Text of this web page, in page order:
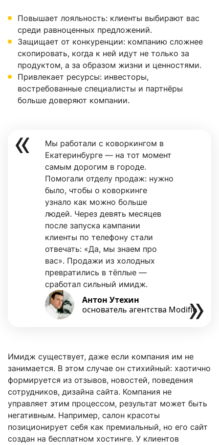
Повышает лояльность: клиенты выбирают вас
среди равноценных предложений.
Защищает от конкуренции: компанию сложнее
скопировать, когда к ней идут не только за
продуктом, а за образом жизни и ценностями.
Привлекает ресурсы: инвесторы,
востребованные специалисты и партнёры
больше доверяют компании.
Мы работали с коворкингом в
Екатеринбурге — на тот момент
самым дорогим в городе.
Помогали отделу продаж: нужно
было, чтобы о коворкинге
узнало как можно больше
людей. Через девять месяцев
после запуска кампании
клиенты по телефону стали
отвечать: «Да, мы знаем про
вас». Продажи из холодных
превратились в тёплые —
сработал сильный имидж.
Имидж существует, даже если компания им не
занимается. В этом случае он стихийный: хаотично
формируется из отзывов, новостей, поведения
сотрудников, дизайна сайта. Компания не
управляет этим процессом, результат может быть
негативным. Например, салон красоты
позиционирует себя как премиальный, но его сайт
создан на бесплатном хостинге. У клиентов